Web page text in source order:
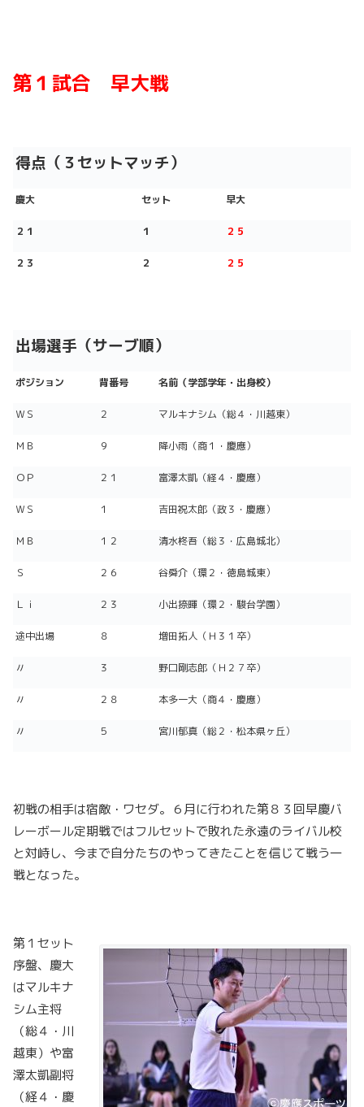
第１試合 早大戦
得点（３セットマッチ）
慶大 セット 早大
２１ １ ２５
２３ ２ ２５
出場選手（サーブ順）
ポジション 背番号 名前（学部学年・出身校）
ＷＳ ２ マルキナシム（総４・川越東）
ＭＢ ９ 降小雨（商１・慶應）
ＯＰ ２１ 富澤太凱（経４・慶應）
ＷＳ １ 吉田祝太郎（政３・慶應）
ＭＢ １２ 清水柊吾（総３・広島城北）
Ｓ ２６ 谷舜介（環２・徳島城東）
Ｌｉ ２３ 小出捺暉（環２・駿台学園）
途中出場 ８ 増田拓人（Ｈ３１卒）
〃 ３ 野口剛志郎（Ｈ２７卒）
〃 ２８ 本多一大（商４・慶應）
〃 ５ 宮川郁真（総２・松本県ヶ丘）
初戦の相手は宿敵・ワセダ。６月に行われた第８３回早慶バ
レーボール定期戦ではフルセットで敗れた永遠のライバル校
と対峙し、今まで自分たちのやってきたことを信じて戦う一
戦となった。
第１セット
序盤、慶大
はマルキナ
シム主将
（総４・川
越東）や富
澤太凱副将
（経４・慶